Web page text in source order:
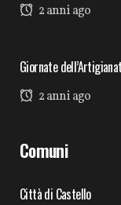
2 anni ago
Giornate
2 anni ago
Comuni
Città di Castello